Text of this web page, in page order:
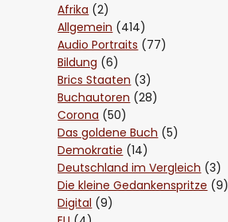
Afrika (2)
Allgemein (414)
Audio Portraits (77)
Bildung (6)
Brics Staaten (3)
Buchautoren (28)
Corona (50)
Das goldene Buch (5)
Demokratie (14)
Deutschland im Vergleich (3)
Die kleine Gedankenspritze (9)
Digital (9)